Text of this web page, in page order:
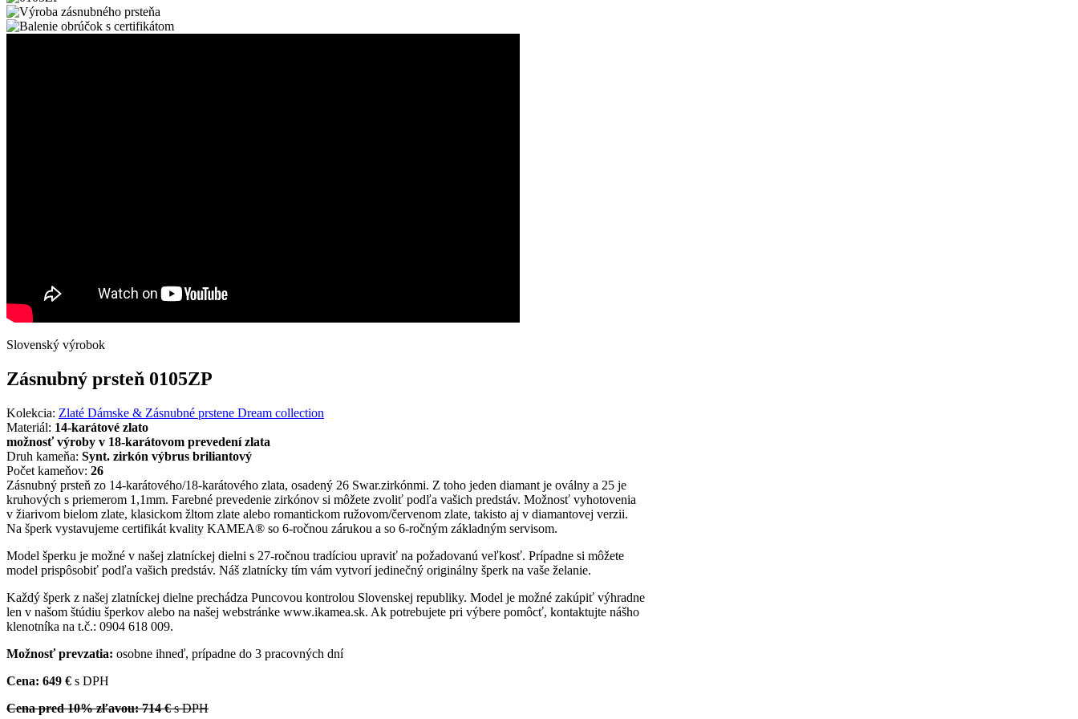
Slovenský výrobok
Zásnubný prsteň 0105ZP
Kolekcia: Zlaté Dámske & Zásnubné prstene Dream collection
Materiál: 14-karátové zlato
možnosť výroby v 18-karátovom prevedení zlata
Druh kameňa: Synt. zirkón výbrus briliantový
Počet kameňov: 26
Zásnubný prsteň zo 14-karátového/18-karátového zlata, osadený 26 Swar.zirkónmi. Z toho jeden diamant je oválny a 25 je
kruhových s priemerom 1,1mm. Farebné prevedenie zirkónov si môžete zvoliť podľa vašich predstáv. Možnosť vyhotovenia
v žiarivom bielom zlate, klasickom žltom zlate alebo romantickom ružovom/červenom zlate, takisto aj v diamantovej verzii.
Na šperk vystavujeme certifikát kvality KAMEA® so 6-ročnou zárukou a so 6-ročným základným servisom.
Model šperku je možné v našej zlatníckej dielni s 27-ročnou tradíciou upraviť na požadovanú veľkosť. Prípadne si môžete
model prispôsobiť podľa vašich predstáv. Náš zlatnícky tím vám vytvorí jedinečný originálny šperk na vaše želanie.
Každý šperk z našej zlatníckej dielne prechádza Puncovou kontrolou Slovenskej republiky. Model je možné zakúpiť výhradne
len v našom štúdiu šperkov alebo na našej webstránke www.ikamea.sk. Ak potrebujete pri výbere pomôcť, kontaktujte nášho
klenotníka na t.č.: 0904 618 009.
Možnosť prevzatia: osobne ihneď, prípadne do 3 pracovných dní
Cena: 649 € s DPH
Cena pred 10% zľavou: 714 €s DPH